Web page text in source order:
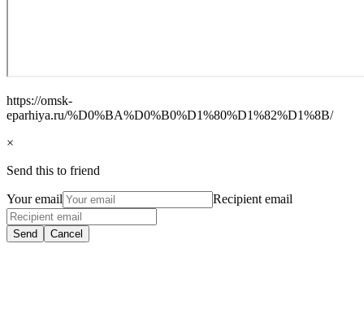
https://omsk-
eparhiya.ru/%D0%BA%D0%B0%D1%80%D1%82%D1%8B/
×
Send this to friend
Your email Recipient email
Send Cancel